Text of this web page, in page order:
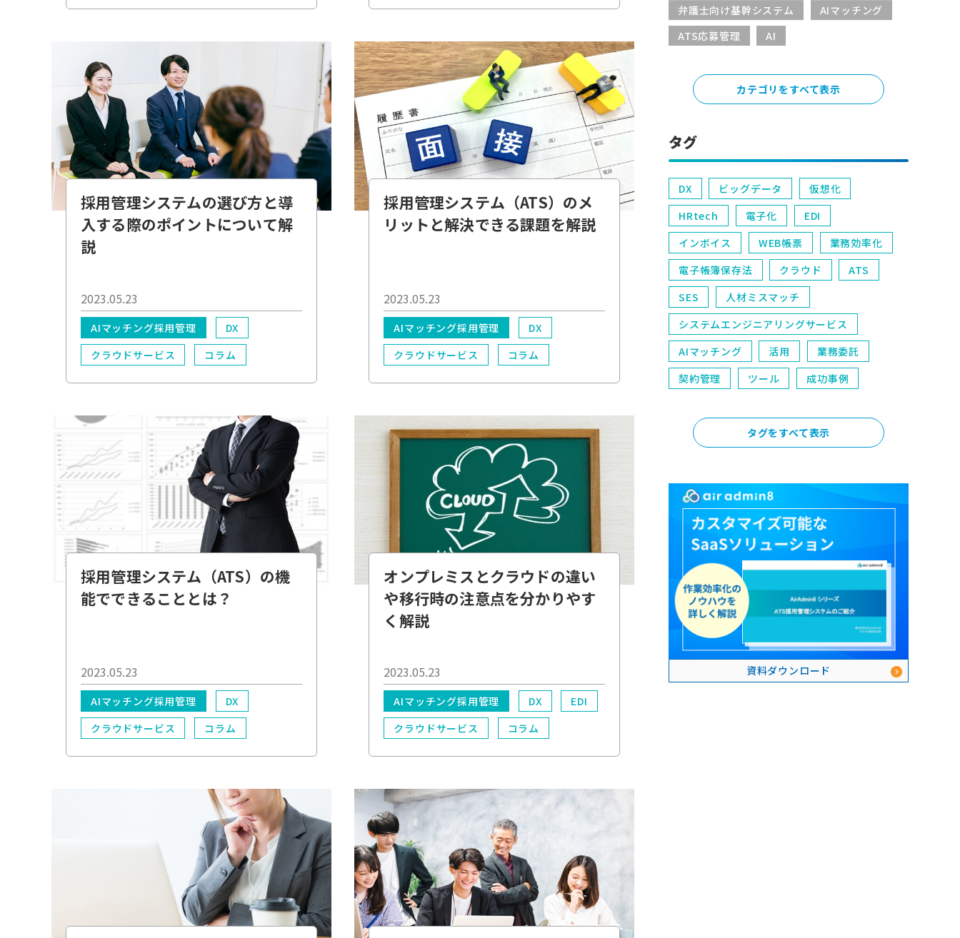
業務効率化
*必須
DX
業務効率化
*必須 電子化
採用管理システムの選び方と導
入する際のポイントについて解
説
2023.05.23
AIマッチング採用管理
DX
クラウドサービス
コラム
業務効率化
*必須
DX
採用管理システム（ATS）のメ
リットと解決できる課題を解説
2023.05.23
AIマッチング採用管理
DX
クラウドサービス
コラム
業務効率化
*必須
ATS
採用管理システム（ATS）の機
能でできることとは？
2023.05.23
AIマッチング採用管理
DX
クラウドサービス
コラム
業務効率化
*必須
DX
オンプレミスとクラウドの違い
や移行時の注意点を分かりやす
く解説
2023.05.23
AIマッチング採用管理 DX
EDI
クラウドサービス
コラム
*必須
DX
クラウド
弁護士向け基幹システム
AIマッチング
ATS応募管理
AI
カテゴリをすべて表示
タグ
DX ビッグデータ
仮想化
HRtech
電子化
EDI
インボイス
WEB帳票
業務効率化
電子帳簿保存法
クラウド
ATS
SES
人材ミスマッチ
システムエンジニアリングサービス
AIマッチング
活用
業務委託
契約管理
ツール 成功事例
タグをすべて表示
資料ダウンロード